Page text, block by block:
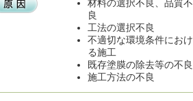
材料の選択不良、品質不
良
工法の選択不良
不適切な環境条件におけ
る施工
既存塗膜の除去等の不良
施工方法の不良